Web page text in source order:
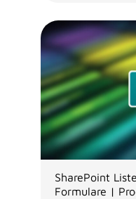
SharePoint
Formulare |